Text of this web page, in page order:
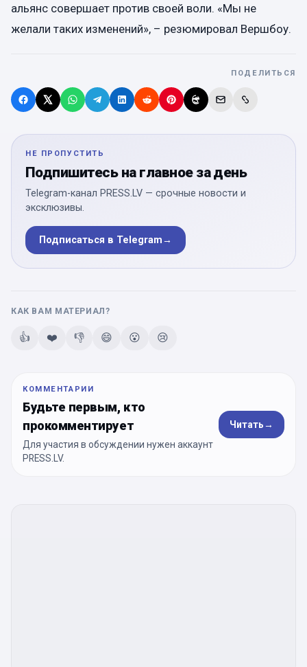
альянс совершает против своей воли. «Мы не
желали таких изменений», – резюмировал Вершбоу.
ПОДЕЛИТЬСЯ
НЕ ПРОПУСТИТЬ
Подпишитесь на главное за день
Telegram-канал PRESS.LV — срочные новости и
эксклюзивы.
Подписаться в Telegram→
КАК ВАМ МАТЕРИАЛ?
👍 ❤️ 👎 😄 😮 😢
КОММЕНТАРИИ
Будьте первым, кто
прокомментирует
Для участия в обсуждении нужен аккаунт
PRESS.LV.
Читать→